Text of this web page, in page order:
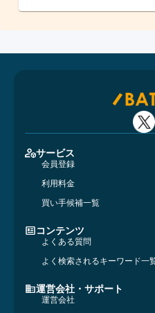
サービス
会員登録
利用料金
買い手候補一覧
コンテンツ
よくある質問
よく検索されるキーワード一
運営会社・サポート
運営会社